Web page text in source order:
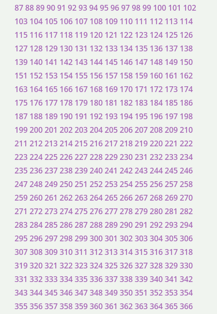
8788899091 9293949596979899 100 101 102
103 104 105 106 107 108 109 110 111 112 113 114
115 116 117 118 119 120 121 122 123 124 125 126
127 128 129 130 131 132 133 134 135 136 137 138
139 140 141 142 143 144 145 146 147 148 149 150
151 152 153 154 155 156 157 158 159 160 161 162
163 164 165 166 167 168 169 170 171 172 173 174
175 176 177 178 179 180 181 182 183 184 185 186
187 188 189 190 191 192 193 194 195 196 197 198
199200201 202203204205206207208209210
211 212213214215216217218219220221 222
223224225226227228229230231 232233234
235236237238239240241 242243244245246
247248249250251 252253254255256257258
259260261 262263264265266267268269270
271 272273274275276277278279280281 282
283284285286287288289290291 292293294
295296297298299300301 302303304305306
307308309310311 312313314315316317318
319320321 322323324325326327328329330
331 332333334335336337338339340341 342
343344345346347348349350351 352353354
355356357358359360361 362363364365366